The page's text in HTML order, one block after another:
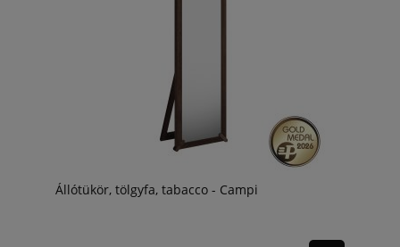
Állótükör, tölgyfa, tabacco - Campi